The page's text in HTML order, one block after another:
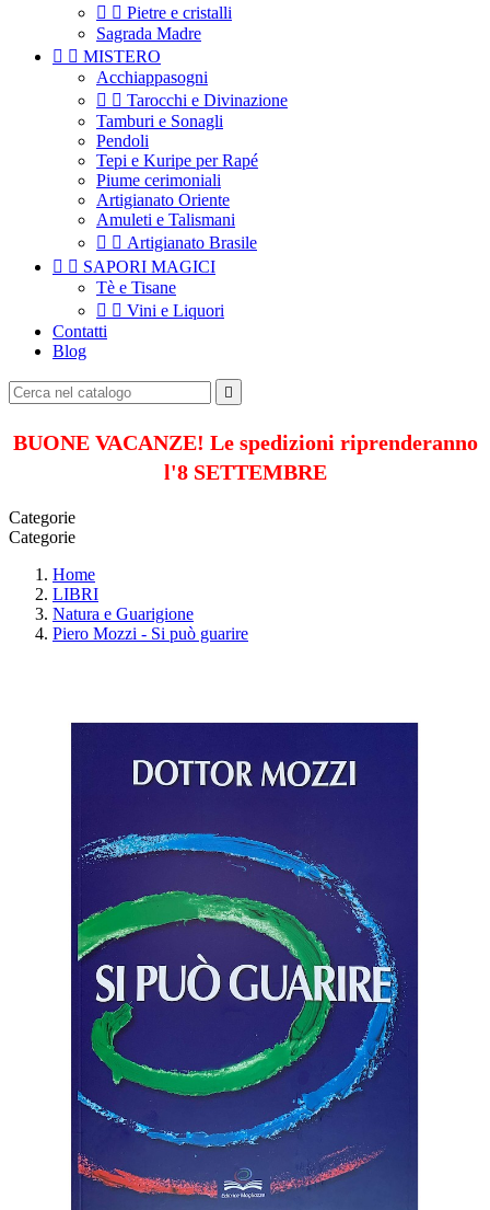
  Pietre e cristalli
Sagrada Madre
  MISTERO
Acchiappasogni
  Tarocchi e Divinazione
Tamburi e Sonagli
Pendoli
Tepi e Kuripe per Rapé
Piume cerimoniali
Artigianato Oriente
Amuleti e Talismani
  Artigianato Brasile
  SAPORI MAGICI
Tè e Tisane
  Vini e Liquori
Contatti
Blog

BUONE VACANZE! Le spedizioni riprenderanno
l'8 SETTEMBRE
Categorie
Categorie
Home
LIBRI
Natura e Guarigione
Piero Mozzi - Si può guarire